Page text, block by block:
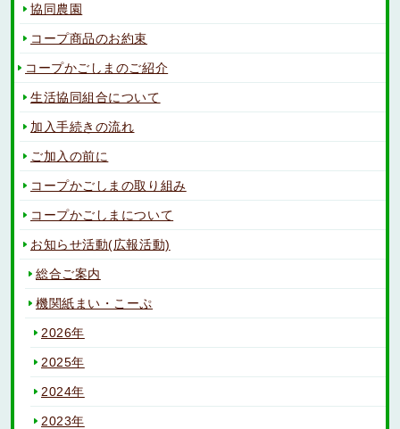
協同農園
コープ商品のお約束
コープかごしまのご紹介
生活協同組合について
加入手続きの流れ
ご加入の前に
コープかごしまの取り組み
コープかごしまについて
お知らせ活動(広報活動)
総合ご案内
機関紙まい・こーぷ
2026年
2025年
2024年
2023年